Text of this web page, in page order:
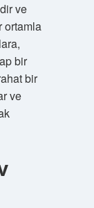
ve
ortamla
bir
bir
ve